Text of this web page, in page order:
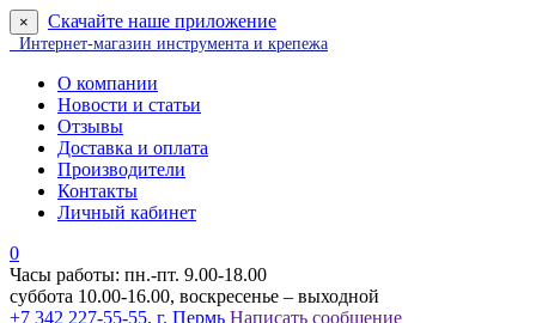
× Скачайте наше приложение
Интернет-магазин инструмента и крепежа
О компании
Новости и статьи
Отзывы
Доставка и оплата
Производители
Контакты
Личный кабинет
0
Часы работы: пн.-пт. 9.00-18.00
суббота 10.00-16.00, воскресенье – выходной
+7 342 227-55-55, г. Пермь Написать сообщение